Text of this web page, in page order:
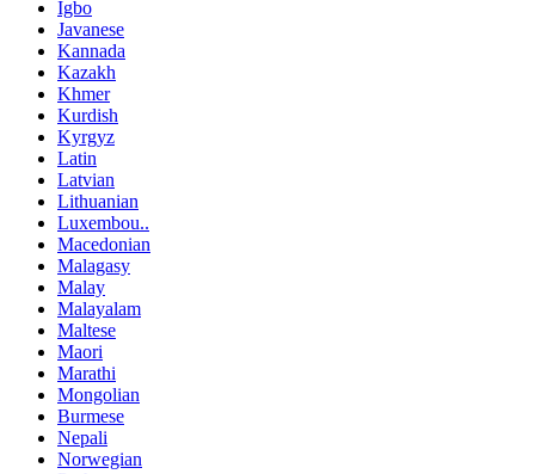
Igbo
Javanese
Kannada
Kazakh
Khmer
Kurdish
Kyrgyz
Latin
Latvian
Lithuanian
Luxembou..
Macedonian
Malagasy
Malay
Malayalam
Maltese
Maori
Marathi
Mongolian
Burmese
Nepali
Norwegian